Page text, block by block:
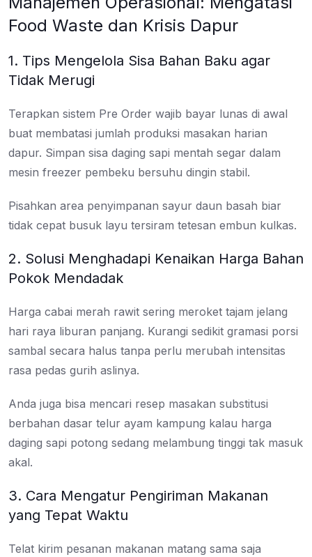
Food Waste dan Krisis Dapur
1. Tips Mengelola Sisa Bahan Baku agar
Tidak Merugi
Terapkan sistem Pre Order wajib bayar lunas di awal
buat membatasi jumlah produksi masakan harian
dapur. Simpan sisa daging sapi mentah segar dalam
mesin freezer pembeku bersuhu dingin stabil.
Pisahkan area penyimpanan sayur daun basah biar
tidak cepat busuk layu tersiram tetesan embun kulkas.
2. Solusi Menghadapi Kenaikan Harga Bahan
Pokok Mendadak
Harga cabai merah rawit sering meroket tajam jelang
hari raya liburan panjang. Kurangi sedikit gramasi porsi
sambal secara halus tanpa perlu merubah intensitas
rasa pedas gurih aslinya.
Anda juga bisa mencari resep masakan substitusi
berbahan dasar telur ayam kampung kalau harga
daging sapi potong sedang melambung tinggi tak masuk
akal.
3. Cara Mengatur Pengiriman Makanan
yang Tepat Waktu
Telat kirim pesanan makanan matang sama saja